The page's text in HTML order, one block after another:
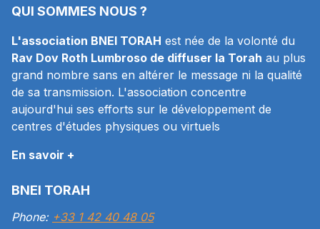
QUI SOMMES NOUS ?
L'association BNEI TORAH est née de la volonté du
Rav Dov Roth Lumbroso de diffuser la Torah au plus
grand nombre sans en altérer le message ni la qualité
de sa transmission. L'association concentre
aujourd'hui ses efforts sur le développement de
centres d'études physiques ou virtuels
En savoir +
BNEI TORAH
Phone: +33 1 42 40 48 05